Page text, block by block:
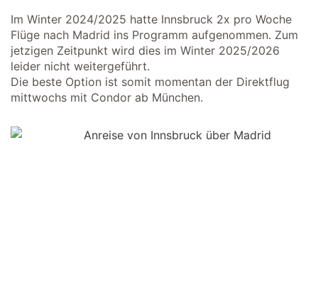
Im Winter 2024/2025 hatte Innsbruck 2x pro Woche
Flüge nach Madrid ins Programm aufgenommen. Zum
jetzigen Zeitpunkt wird dies im Winter 2025/2026
leider nicht weitergeführt.
Die beste Option ist somit momentan der Direktflug
mittwochs mit Condor ab München.